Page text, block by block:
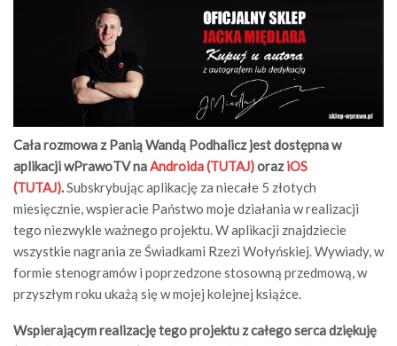
Cała rozmowa z Panią Wandą Podhalicz jest dostępna w
aplikacji wPrawoTV naAndroida (TUTAJ)oraziOS
(TUTAJ).Subskrybując aplikację za niecałe 5 złotych
miesięcznie, wspieracie Państwo moje działania w realizacji
tego niezwykle ważnego projektu. W aplikacji znajdziecie
wszystkie nagrania ze Świadkami Rzezi Wołyńskiej. Wywiady, w
formie stenogramów i poprzedzone stosowną przedmową, w
przyszłym roku ukażą się w mojej kolejnej książce.
Wspierającym realizację tego projektu z całego serca dziękuję